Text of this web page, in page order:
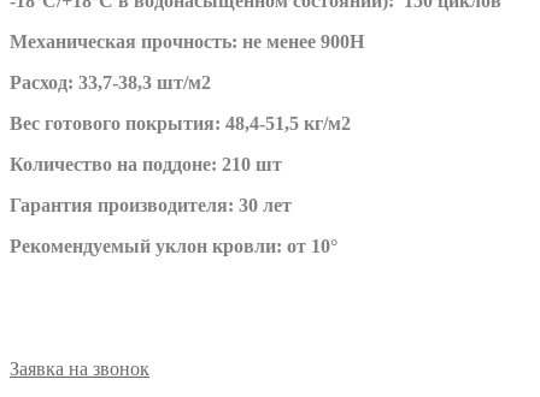
Механическая прочность: не менее 900Н
Расход: 33,7-38,3 шт/м2
Вес готового покрытия: 48,4-51,5 кг/м2
Количество на поддоне: 210 шт
Гарантия производителя: 30 лет
Рекомендуемый уклон кровли: от 10°
Заявка на звонок